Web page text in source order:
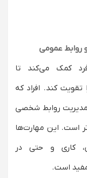
روابط عمومی
کمک می‌کند تا
کند. افراد که
مدیریت روابط شخصی
است. این مهارت‌ها
کاری و حتی در
است.